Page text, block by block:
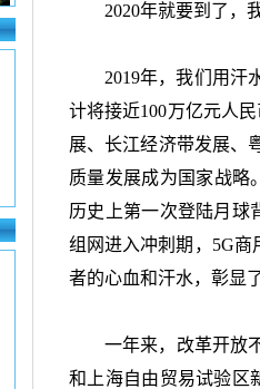
2020年就要到了，
2019年，我们用汗
计将接近100万亿元人
展、长江经济带发展、
质量发展成为国家战略
历史上第一次登陆月球
组网进入冲刺期， 5G商
者的心血和汗水，彰显
一年来，改革开放
和上海自由贸易试验区